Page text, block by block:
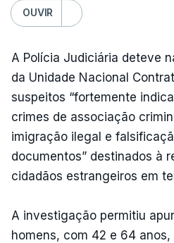
OUVIR
A Polícia Judiciária deteve
da Unidade Nacional
suspeitos “fortemente
crimes de associação
imigração ilegal e
documentos” destinados à
cidadãos estrangeiros em
A investigação permitiu
homens, com 42 e 64 anos,